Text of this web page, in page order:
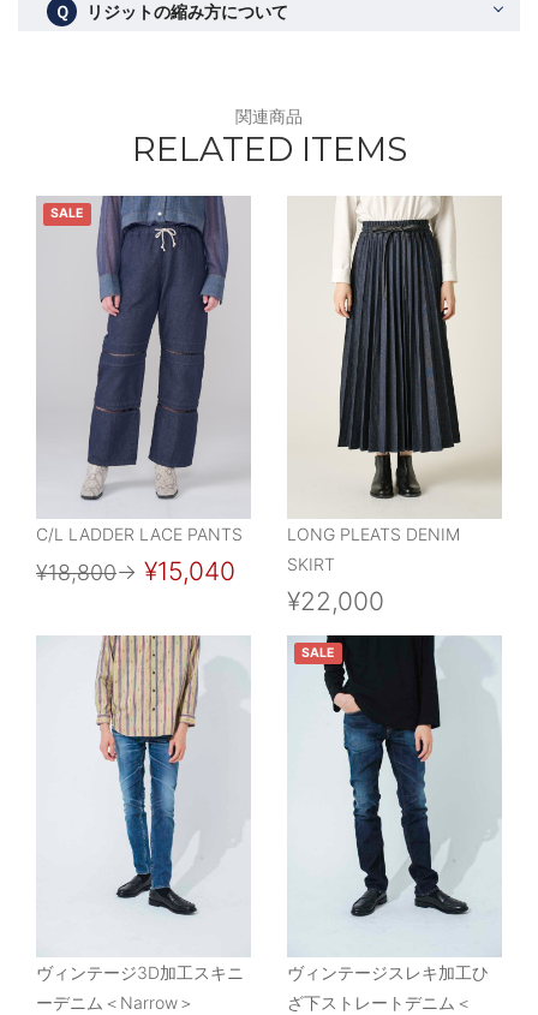
Ｑ リジットの縮み方について
関連商品
RELATED ITEMS
SALE
C/L LADDER LACE PANTS
¥18,800→ ¥15,040
LONG PLEATS DENIM
SKIRT
¥22,000
ヴィンテージ3D加工スキニ
ーデニム＜Narrow＞
SALE
ヴィンテージスレキ加工ひ
ざ下ストレートデニム＜